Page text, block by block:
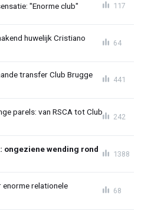
"Enorme club" 117
huwelijk Cristiano
64
transfer Club Brugge
441
parels: van RSCA tot Club
242
ongeziene wending rond
1388
enorme relationele
68